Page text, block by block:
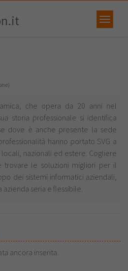
che opera da 20 anni nel
storia professionale si identifica
dove è anche presente la sede
hanno portato SVG a
nazionali ed estere. Cogliere
le soluzioni migliori per il
dei sistemi informatici aziendali,
seria e flessibile.
ancora inserita.